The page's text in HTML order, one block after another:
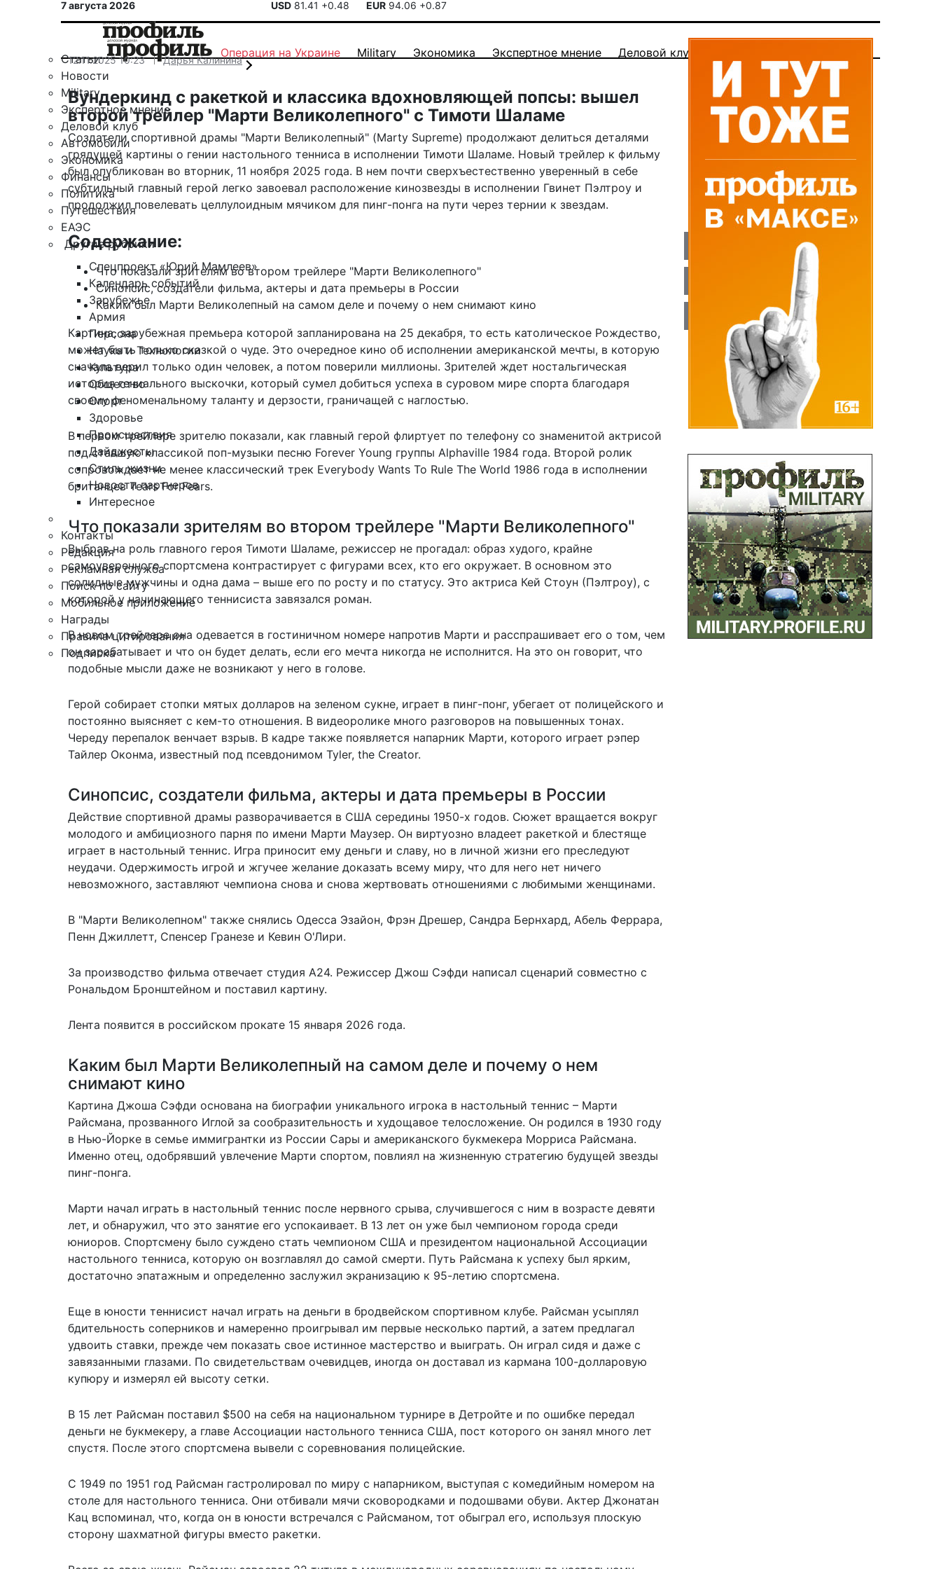
7 августа 2026 USD 81.41 +0.48 EUR 94.06 +0.87
Статьи
Новости
Military
Экспертное мнение
Деловой клуб
Автомобили
Экономика
Финансы
Политика
Путешествия
ЕАЭС
Другие рубрики
Спецпроект «Юрий Мамлеев»
Календарь событий
Зарубежье
Армия
Персона
Наука и Технологии
Культура
Общество
Спорт
Здоровье
Происшествия
Дайджесты
Стиль жизни
Новости партнеров
Интересное
Контакты
Редакция
Рекламная служба
Поиск по сайту
Мобильное приложение
Награды
Правила цитирования
Подписка
Операция на Украине Military Экономика Экспертное мнение Деловой клуб
12.11.2025 10:23 Дарья Калинина
Вундеркинд с ракеткой и классика вдохновляющей попсы: вышел
второй трейлер "Марти Великолепного" с Тимоти Шаламе
Создатели спортивной драмы "Марти Великолепный" (Marty Supreme) продолжают делиться деталями
грядущей картины о гении настольного тенниса в исполнении Тимоти Шаламе. Новый трейлер к фильму
был опубликован во вторник, 11 ноября 2025 года. В нем почти сверхъестественно уверенный в себе
субтильный главный герой легко завоевал расположение кинозвезды в исполнении Гвинет Пэлтроу и
продолжил повелевать целлулоидным мячиком для пинг-понга на пути через тернии к звездам.
Содержание:
Что показали зрителям во втором трейлере "Марти Великолепного"
Синопсис, создатели фильма, актеры и дата премьеры в России
Каким был Марти Великолепный на самом деле и почему о нем снимают кино
Картина, зарубежная премьера которой запланирована на 25 декабря, то есть католическое Рождество,
может быть только сказкой о чуде. Это очередное кино об исполнении американской мечты, в которую
сначала верил только один человек, а потом поверили миллионы. Зрителей ждет ностальгическая
история гениального выскочки, который сумел добиться успеха в суровом мире спорта благодаря
своему феноменальному таланту и дерзости, граничащей с наглостью.
В первом трейлере зрителю показали, как главный герой флиртует по телефону со знаменитой актрисой
под ставшую классикой поп-музыки песню Forever Young группы Alphaville 1984 года. Второй ролик
сопровождает не менее классический трек Everybody Wants To Rule The World 1986 года в исполнении
британцев Tears For Fears.
Что показали зрителям во втором трейлере "Марти Великолепного"
Выбрав на роль главного героя Тимоти Шаламе, режиссер не прогадал: образ худого, крайне
самоуверенного спортсмена контрастирует с фигурами всех, кто его окружает. В основном это
солидные мужчины и одна дама – выше его по росту и по статусу. Это актриса Кей Стоун (Пэлтроу), с
которой у начинающего теннисиста завязался роман.
В новом трейлере она одевается в гостиничном номере напротив Марти и расспрашивает его о том, чем
он зарабатывает и что он будет делать, если его мечта никогда не исполнится. На это он говорит, что
подобные мысли даже не возникают у него в голове.
Герой собирает стопки мятых долларов на зеленом сукне, играет в пинг-понг, убегает от полицейского и
постоянно выясняет с кем-то отношения. В видеоролике много разговоров на повышенных тонах.
Череду перепалок венчает взрыв. В кадре также появляется напарник Марти, которого играет рэпер
Тайлер Оконма, известный под псевдонимом Tyler, the Creator.
Синопсис, создатели фильма, актеры и дата премьеры в России
Действие спортивной драмы разворачивается в США середины 1950-х годов. Сюжет вращается вокруг
молодого и амбициозного парня по имени Марти Маузер. Он виртуозно владеет ракеткой и блестяще
играет в настольный теннис. Игра приносит ему деньги и славу, но в личной жизни его преследуют
неудачи. Одержимость игрой и жгучее желание доказать всему миру, что для него нет ничего
невозможного, заставляют чемпиона снова и снова жертвовать отношениями с любимыми женщинами.
В "Марти Великолепном" также снялись Одесса Эзайон, Фрэн Дрешер, Сандра Бернхард, Абель Феррара,
Пенн Джиллетт, Спенсер Гранезе и Кевин О'Лири.
За производство фильма отвечает студия A24. Режиссер Джош Сэфди написал сценарий совместно с
Рональдом Бронштейном и поставил картину.
Лента появится в российском прокате 15 января 2026 года.
Каким был Марти Великолепный на самом деле и почему о нем
снимают кино
Картина Джоша Сэфди основана на биографии уникального игрока в настольный теннис – Марти
Райсмана, прозванного Иглой за сообразительность и худощавое телосложение. Он родился в 1930 году
в Нью-Йорке в семье иммигрантки из России Сары и американского букмекера Морриса Райсмана.
Именно отец, одобрявший увлечение Марти спортом, повлиял на жизненную стратегию будущей звезды
пинг-понга.
Марти начал играть в настольный теннис после нервного срыва, случившегося с ним в возрасте девяти
лет, и обнаружил, что это занятие его успокаивает. В 13 лет он уже был чемпионом города среди
юниоров. Спортсмену было суждено стать чемпионом США и президентом национальной Ассоциации
настольного тенниса, которую он возглавлял до самой смерти. Путь Райсмана к успеху был ярким,
достаточно эпатажным и определенно заслужил экранизацию к 95-летию спортсмена.
Еще в юности теннисист начал играть на деньги в бродвейском спортивном клубе. Райсман усыплял
бдительность соперников и намеренно проигрывал им первые несколько партий, а затем предлагал
удвоить ставки, прежде чем показать свое истинное мастерство и выиграть. Он играл сидя и даже с
завязанными глазами. По свидетельствам очевидцев, иногда он доставал из кармана 100-долларовую
купюру и измерял ей высоту сетки.
В 15 лет Райсман поставил $500 на себя на национальном турнире в Детройте и по ошибке передал
деньги не букмекеру, а главе Ассоциации настольного тенниса США, пост которого он занял много лет
спустя. После этого спортсмена вывели с соревнования полицейские.
С 1949 по 1951 год Райсман гастролировал по миру с напарником, выступая с комедийным номером на
столе для настольного тенниса. Они отбивали мячи сковородками и подошвами обуви. Актер Джонатан
Кац вспоминал, что, когда он в юности встречался с Райсманом, тот обыграл его, используя плоскую
сторону шахматной фигуры вместо ракетки.